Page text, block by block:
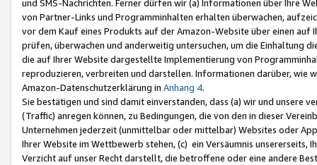
und SMS-Nachrichten. Ferner dürfen wir (a) Informationen über Ihre
von Partner-Links und Programminhalten erhalten überwachen,
vor dem Kauf eines Produkts auf der Amazon-Website über einen
prüfen, überwachen und anderweitig untersuchen, um die Einhaltung
die auf Ihrer Website dargestellte Implementierung von
reproduzieren, verbreiten und darstellen. Informationen darüber, wie
Amazon-Datenschutzerklärung in Anhang 4.
Sie bestätigen und sind damit einverstanden, dass (a) wir und
(Traffic) anregen können, zu Bedingungen, die von den in dieser
Unternehmen jederzeit (unmittelbar oder mittelbar) Websites oder
Ihrer Website im Wettbewerb stehen, (c) ein Versäumnis unsererseits,
Verzicht auf unser Recht darstellt, die betroffene oder eine andere